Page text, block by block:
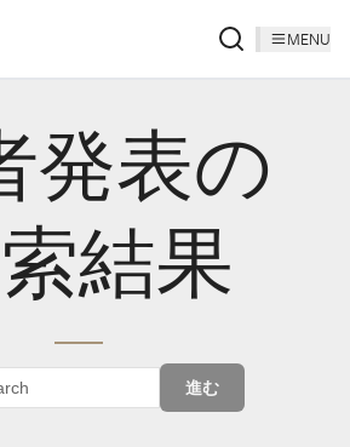
MENU
発表の
結果
進む